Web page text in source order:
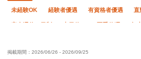
未経験OK 経験者優遇 有資格者優遇 直
資格取得支援あり 禁煙・分煙
掲載期間： 2026/06/26 - 2026/09/25